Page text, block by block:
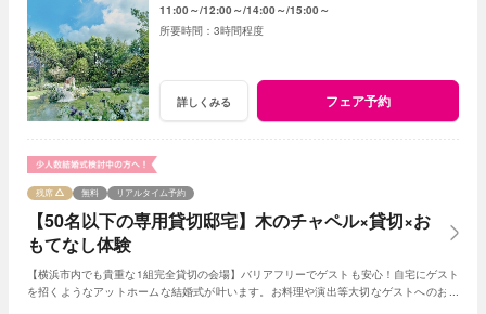
11:00～ 12:00～ 14:00～ 15:00～
3時間程度
詳しくみる フェア予約
【50名以下の専用貸切邸宅】木のチャペル×貸切×お
もてなし体験
残席 無料 リアルタイム予約
【横浜市内でも貴重な1組完全貸切の会場】バリアフリーでゲストも安心！自宅にゲスト
を招くようなアットホームな結婚式が叶います。お料理や演出等大切なゲストへのおも